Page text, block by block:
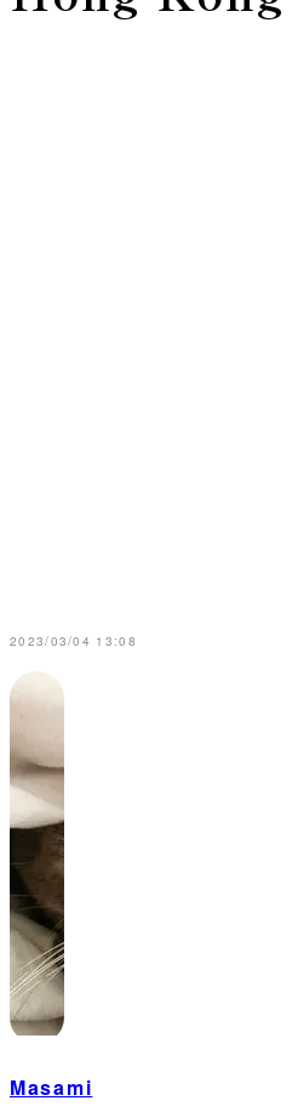
2023/03/04 13:08
Masami